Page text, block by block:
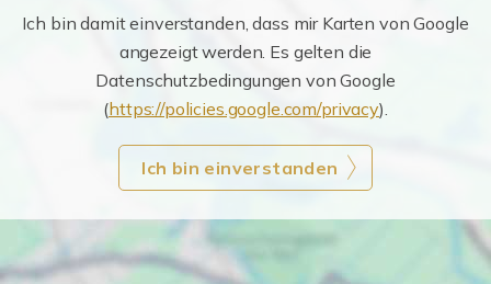
Ich bin damit einverstanden, dass mir Karten von Google
angezeigt werden. Es gelten die
Datenschutzbedingungen von Google
(https://policies.google.com/privacy).
Ich bin einverstanden